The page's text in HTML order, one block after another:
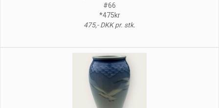
#66
*475kr
475,- DKK pr. stk.